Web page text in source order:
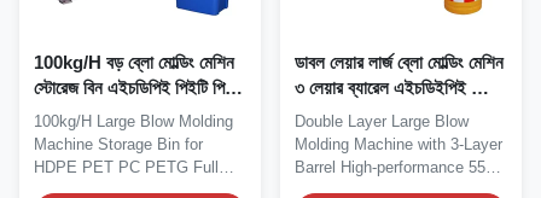
100kg/H বড় ব্লো মোল্ডিং মেশিন
স্টোরেজ বিন এইচডিপিই পিইটি পিসি
পিইটিজি
100kg/H Large Blow Molding
Machine Storage Bin for
HDPE PET PC PETG Full
automatic storage bin...
ডাবল লেয়ার লার্জ ব্লো মোল্ডিং মেশিন
৩ লেয়ার ব্যারেল এইচডিইপিই ব্লো
মোল্ডিং মেশিন
Double Layer Large Blow
Molding Machine with 3-Layer
Barrel High-performance 55
Gallon (220L)...